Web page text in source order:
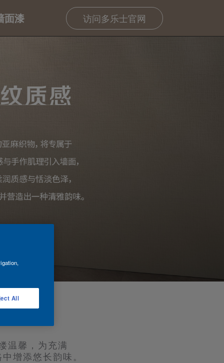
面漆 访问多乐士官网
温馨，为充满
增添悠长韵味。
All